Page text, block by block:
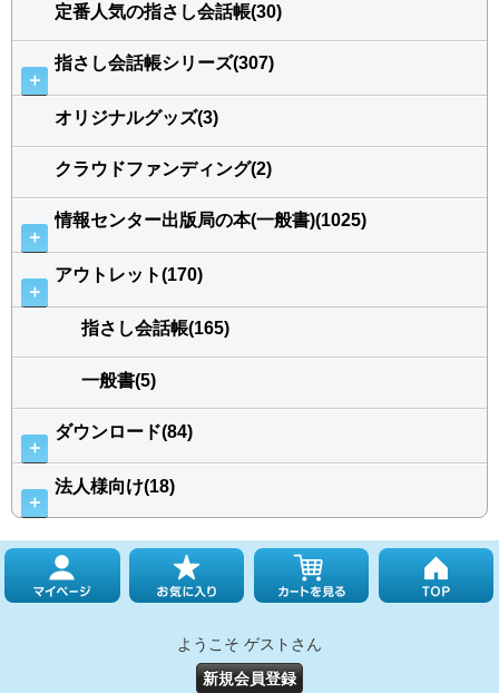
定番人気の指さし会話帳(30)
＋
指さし会話帳シリーズ(307)
オリジナルグッズ(3)
クラウドファンディング(2)
＋
情報センター出版局の本(一般書)(1025)
＋
アウトレット(170)
指さし会話帳(165)
一般書(5)
＋
ダウンロード(84)
＋
法人様向け(18)
ようこそ ゲストさん
新規会員登録